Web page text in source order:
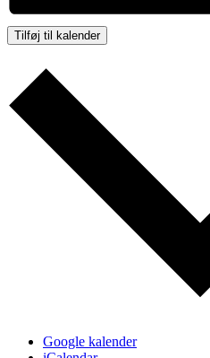
Tilføj til kalender
Google kalender